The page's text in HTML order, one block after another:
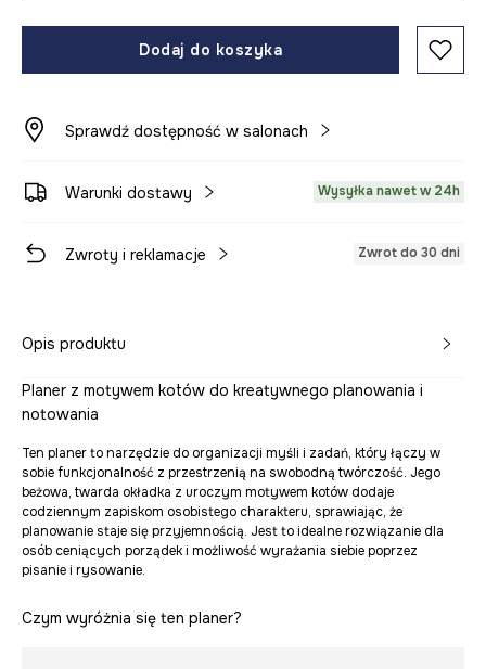
Dodaj do koszyka
Sprawdź dostępność w salonach
Warunki dostawy Wysyłka nawet w 24h
Zwroty i reklamacje Zwrot do 30 dni
Opis produktu
Planer z motywem kotów do kreatywnego planowania i
notowania
Ten planer to narzędzie do organizacji myśli i zadań, który łączy w
sobie funkcjonalność z przestrzenią na swobodną twórczość. Jego
beżowa, twarda okładka z uroczym motywem kotów dodaje
codziennym zapiskom osobistego charakteru, sprawiając, że
planowanie staje się przyjemnością. Jest to idealne rozwiązanie dla
osób ceniących porządek i możliwość wyrażania siebie poprzez
pisanie i rysowanie.
Czym wyróżnia się ten planer?